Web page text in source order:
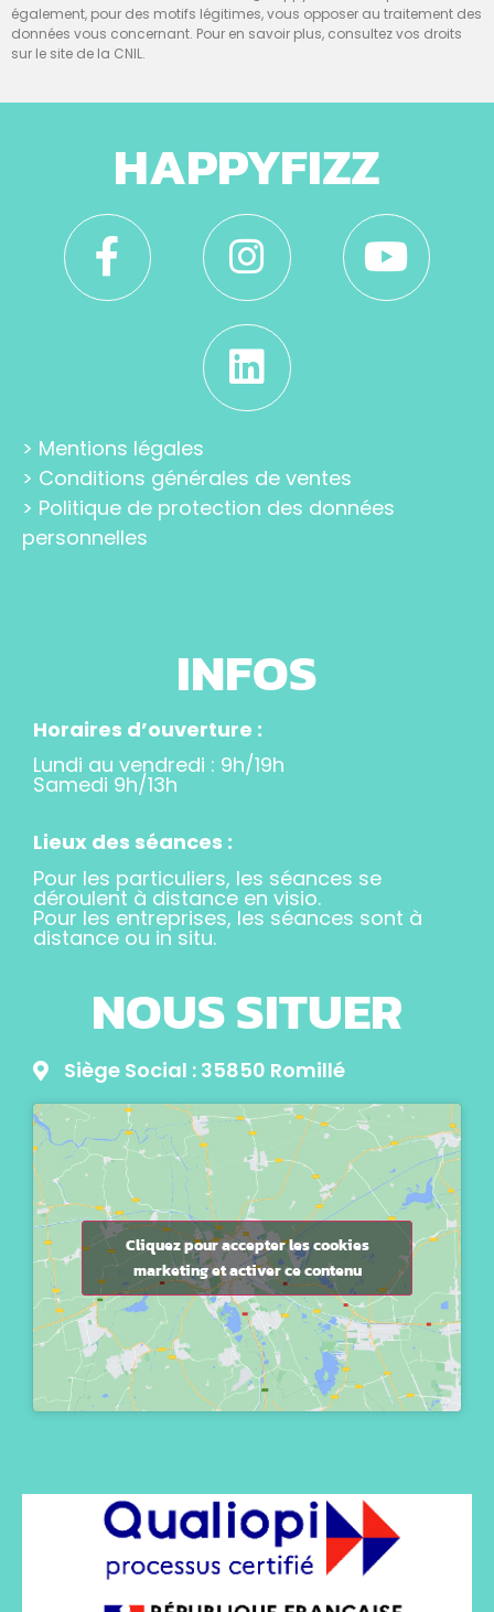
également, pour des motifs légitimes, vous opposer au traitement des
données vous concernant. Pour en savoir plus, consultez vos droits
sur le site de la CNIL.
HAPPYFIZZ
> Mentions légales
> Conditions générales de ventes
> Politique de protection des données
personnelles
INFOS
Horaires d’ouverture :
Lundi au vendredi : 9h/19h
Samedi 9h/13h
Lieux des séances :
Pour les particuliers, les séances se
déroulent à distance en visio.
Pour les entreprises, les séances sont à
distance ou in situ.
NOUS SITUER
Siège Social : 35850 Romillé
Cliquez pour accepter les cookies
marketing et activer ce contenu